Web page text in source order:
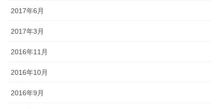
2017年6月
2017年3月
2016年11月
2016年10月
2016年9月